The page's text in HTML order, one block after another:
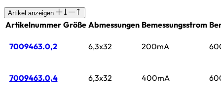
Artikel anzeigen
Artikelnummer Größe Abmessungen Bemessungsstrom
7009463.0,2 6,3x32 200mA
7009463.0,4 6,3x32 400mA